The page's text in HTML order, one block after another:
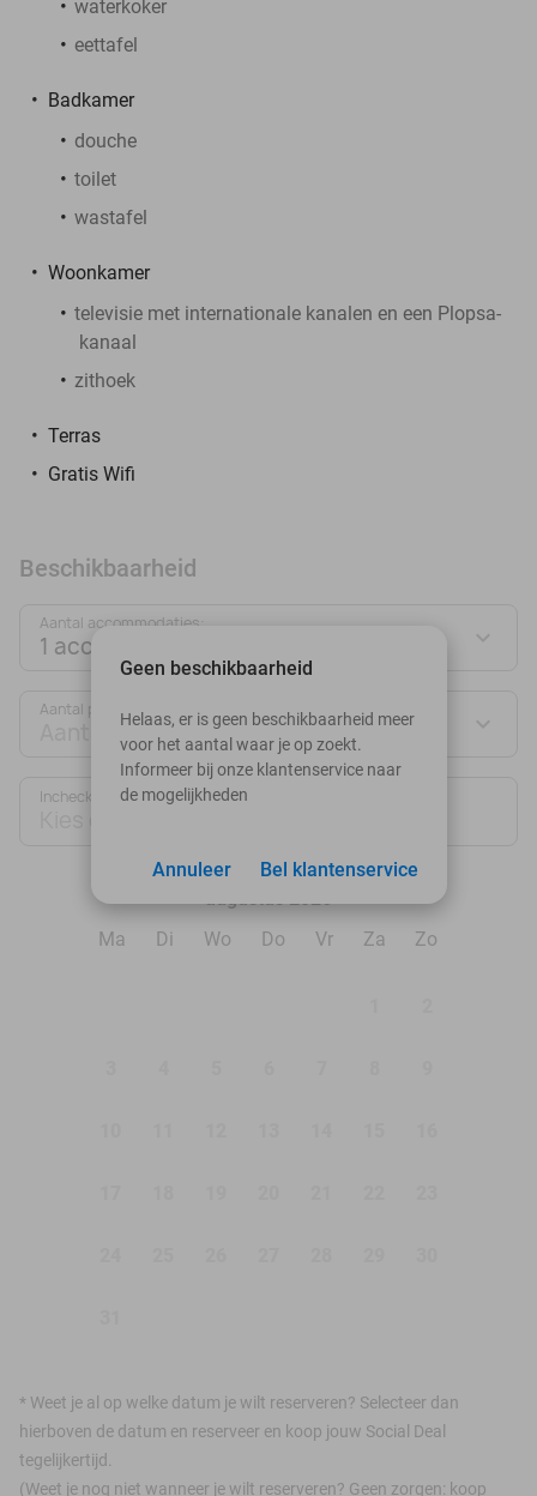
waterkoker
eettafel
Badkamer
douche
toilet
wastafel
Woonkamer
televisie met internationale kanalen en een Plopsa-
kanaal
zithoek
Terras
Gratis Wifi
Beschikbaarheid
Aantal accommodaties:
1 accommodatie
Aantal personen:
Aantal personen
Inchecken
Ma
Di Wo Do Vr Za Zo
* Weet je al op welke datum je wilt reserveren? Selecteer dan
hierboven de datum en reserveer en koop jouw Social Deal
tegelijkertijd.
(Weet je nog niet wanneer je wilt reserveren? Geen zorgen: koop
Geen beschikbaarheid
Helaas, er is geen beschikbaarheid meer
voor het aantal waar je op zoekt.
Informeer bij onze klantenservice naar
de mogelijkheden
Bel klantenservice
Annuleer